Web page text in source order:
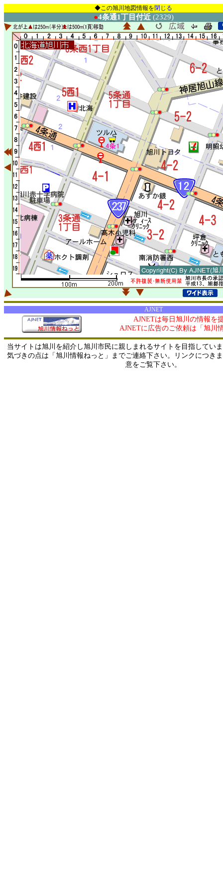
◆この旭川地図情報を閉じる
●4条通1丁目付近(2329)
AJNET
AJNETは毎日旭川の情報を
AJNETに広告のご依頼は「旭川
当サイトは旭川を紹介し旭川市民に親しまれるサイトを目指してい
気づきの点は「旭川情報ねっと」までご連絡下さい。リンクにつき
意をご覧下さい。